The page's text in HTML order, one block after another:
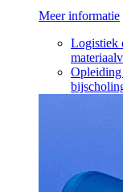
Meer informatie
Logistiek